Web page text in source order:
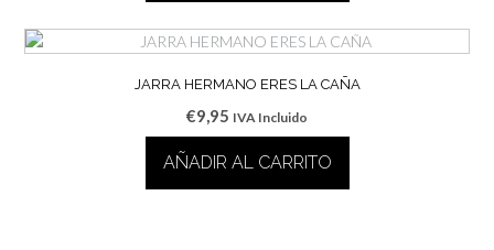
JARRA HERMANO ERES LA CAÑA
€9,95 IVA Incluido
AÑADIR AL CARRITO